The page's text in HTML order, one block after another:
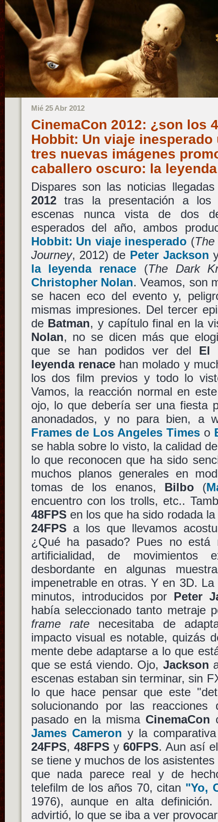
Mié 25 Abr 2012
CinemaCon 2012: ¿son los
Hobbit: Un viaje inesperado
tres nuevas imágenes
caballero oscuro: la
Dispares son las noticias
2012tras la presentación a los
escenas nunca vista de dos
esperados del año, ambos
Hobbit: Un viaje inesperado (The
Journey, 2012) de Peter Jackson
la leyenda renace (The Dark
Christopher Nolan. Veamos, son
se hacen eco del evento y,
mismas impresiones. Del tercer
de Batman, y capítulo final en la
Nolan, no se dicen más que
que se han podidos ver del El
leyenda renacehan molado y
los dos film previos y todo lo
Vamos, la reacción normal en
ojo, lo que debería ser una fiesta
anonadados, y no para bien, a
Frames de Los Angeles Times o
se habla sobre lo visto, la calidad
lo que reconocen que ha sido
muchos planos generales en
tomas de los enanos, Bilbo (
encuentro con los trolls, etc..
48FPS en los que ha sido rodada
24FPS a los que llevamos
¿Qué ha pasado? Pues no está
artificialidad, de movimientos
desbordante en algunas
impenetrable en otras. Y en 3D.
minutos, introducidos por Peter
había seleccionado tanto metraje
frame ratenecesitaba de
impacto visual es notable, quizás
mente debe adaptarse a lo que
que se está viendo. Ojo, Jackson
escenas estaban sin terminar, sin
lo que hace pensar que este
solucionando por las
pasado en la misma CinemaCon
James Cameron y la
24FPS, 48FPS y 60FPS. Aun así
se tiene y muchos de los
que nada parece real y de
telefilm de los años 70, citan "Yo,
1976), aunque en alta
advirtió, lo que se iba a ver